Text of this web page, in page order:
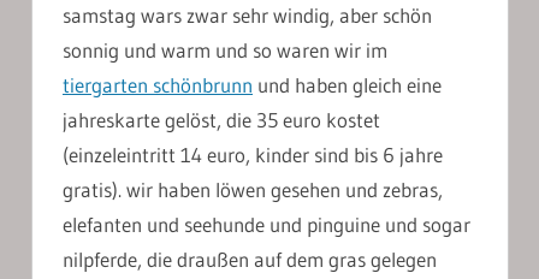
samstag wars zwar sehr windig, aber schön
sonnig und warm und so waren wir im
tiergarten schönbrunn und haben gleich eine
jahreskarte gelöst, die 35 euro kostet
(einzeleintritt 14 euro, kinder sind bis 6 jahre
gratis). wir haben löwen gesehen und zebras,
elefanten und seehunde und pinguine und sogar
nilpferde, die draußen auf dem gras gelegen